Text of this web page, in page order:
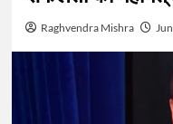
Raghvendra Mishra